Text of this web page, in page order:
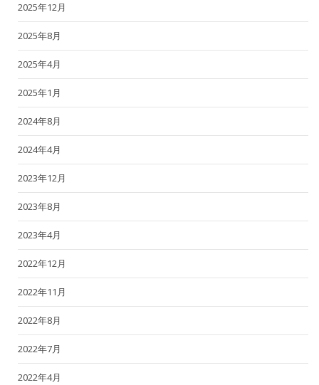
2025年12月
2025年8月
2025年4月
2025年1月
2024年8月
2024年4月
2023年12月
2023年8月
2023年4月
2022年12月
2022年11月
2022年8月
2022年7月
2022年4月